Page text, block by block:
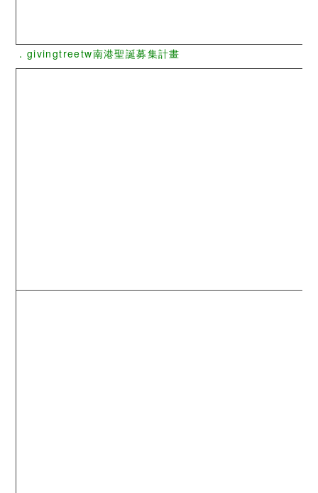
．givingtreetw南港聖誕募集計畫